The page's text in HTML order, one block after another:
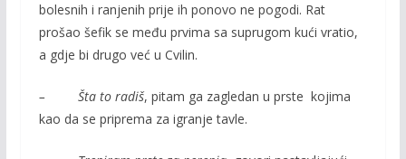
bolesnih i ranjenih prije ih ponovo ne pogodi. Rat
prošao šefik se među prvima sa suprugom kući vratio,
a gdje bi drugo već u Cvilin.
– Šta to radiš, pitam ga zagledan u prste kojima
kao da se priprema za igranje tavle.